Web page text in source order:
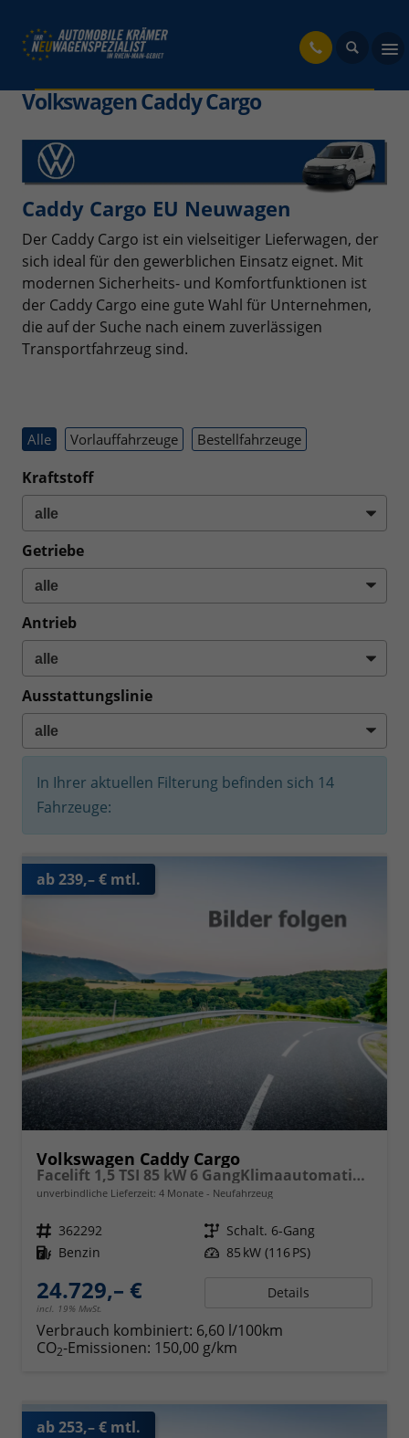
Volkswagen Caddy Cargo
Caddy Cargo EU Neuwagen
Der Caddy Cargo ist ein vielseitiger Lieferwagen, der
sich ideal für den gewerblichen Einsatz eignet. Mit
modernen Sicherheits- und Komfortfunktionen ist
der Caddy Cargo eine gute Wahl für Unternehmen,
die auf der Suche nach einem zuverlässigen
Transportfahrzeug sind.
Alle Vorlauffahrzeuge Bestellfahrzeuge
Kraftstoff
Getriebe
Antrieb
Ausstattungslinie
In Ihrer aktuellen Filterung befinden sich 14
Fahrzeuge:
ab 239,– € mtl.
Volkswagen Caddy Cargo
Facelift 1,5 TSI 85 kW 6 GangKlimaautomatik, Radio mit Navigationsvorbereitung, App Connect Wireless, AHK Vorbereitung, Assistenzsysteme, PDC v+h, GRA, Light Assist, Außenspiegel elektr. kllappar
unverbindliche Lieferzeit: 4 Monate Neufahrzeug
Fahrzeugnr. 362292 Getriebe Schalt. 6-Gang
Kraftstoff Benzin Leistung 85 kW (116 PS)
24.729,– €
incl. 19% MwSt.
Details
Verbrauch kombiniert: 6,60 l/100km
CO2-Emissionen: 150,00 g/km
ab 253,– € mtl.